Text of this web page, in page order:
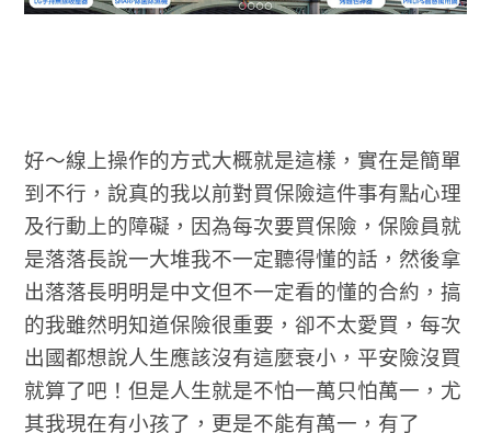
好～線上操作的方式大概就是這樣，實在是簡單
到不行，說真的我以前對買保險這件事有點心理
及行動上的障礙，因為每次要買保險，保險員就
是落落長說一大堆我不一定聽得懂的話，然後拿
出落落長明明是中文但不一定看的懂的合約，搞
的我雖然明知道保險很重要，卻不太愛買，每次
出國都想說人生應該沒有這麼衰小，平安險沒買
就算了吧！但是人生就是不怕一萬只怕萬一，尤
其我現在有小孩了，更是不能有萬一，有了